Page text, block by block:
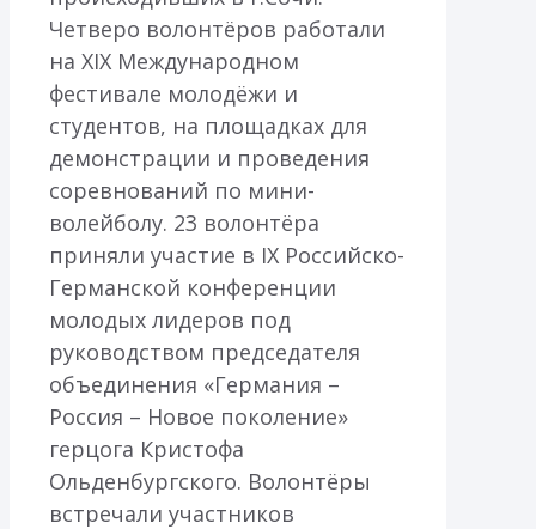
Четверо волонтёров работали
на XIX Международном
фестивале молодёжи и
студентов, на площадках для
демонстрации и проведения
соревнований по мини-
волейболу. 23 волонтёра
приняли участие в IX Российско-
Германской конференции
молодых лидеров под
руководством председателя
объединения «Германия –
Россия – Новое поколение»
герцога Кристофа
Ольденбургского. Волонтёры
встречали участников